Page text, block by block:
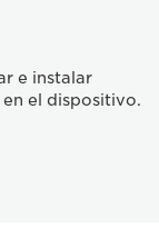
e instalar
el dispositivo.